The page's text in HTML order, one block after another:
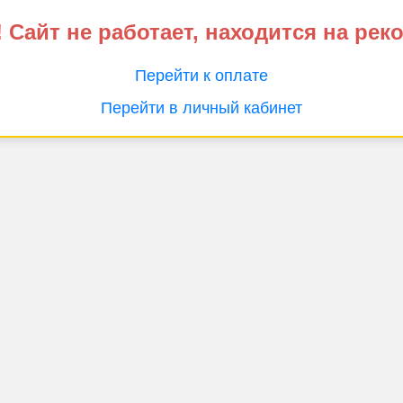
не работает, находится на
Перейти к оплате
Перейти в личный кабинет